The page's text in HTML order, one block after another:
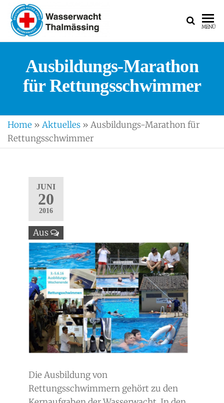
MENÜ
Ausbildungs-Marathon
für Rettungsschwimmer
Home » Aktuelles » Ausbildungs-Marathon für
Rettungsschwimmer
JUNI
20
2016
Aus
Die Ausbildung von
Rettungsschwimmern gehört zu den